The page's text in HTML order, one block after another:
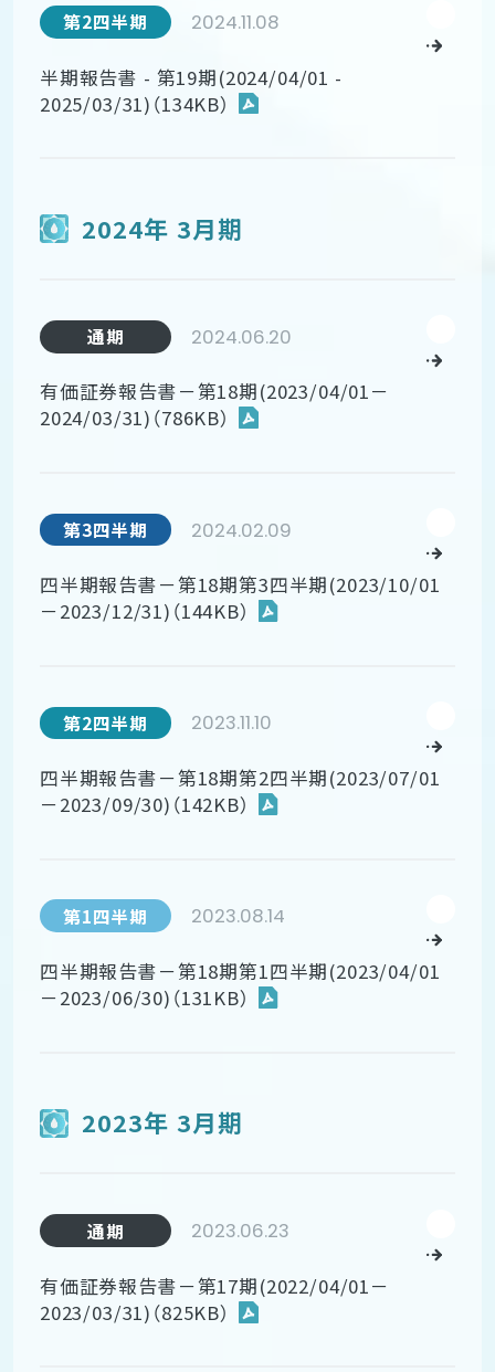
第2四半期 2024.11.08
半期報告書 - 第19期(2024/04/01 -
2025/03/31)（134KB）
2024年 3月期
通期 2024.06.20
有価証券報告書－第18期(2023/04/01－
2024/03/31)（786KB）
第3四半期 2024.02.09
四半期報告書－第18期第3四半期(2023/10/01
－2023/12/31)（144KB）
第2四半期 2023.11.10
四半期報告書－第18期第2四半期(2023/07/01
－2023/09/30)（142KB）
第1四半期 2023.08.14
四半期報告書－第18期第1四半期(2023/04/01
－2023/06/30)（131KB）
2023年 3月期
通期 2023.06.23
有価証券報告書－第17期(2022/04/01－
2023/03/31)（825KB）